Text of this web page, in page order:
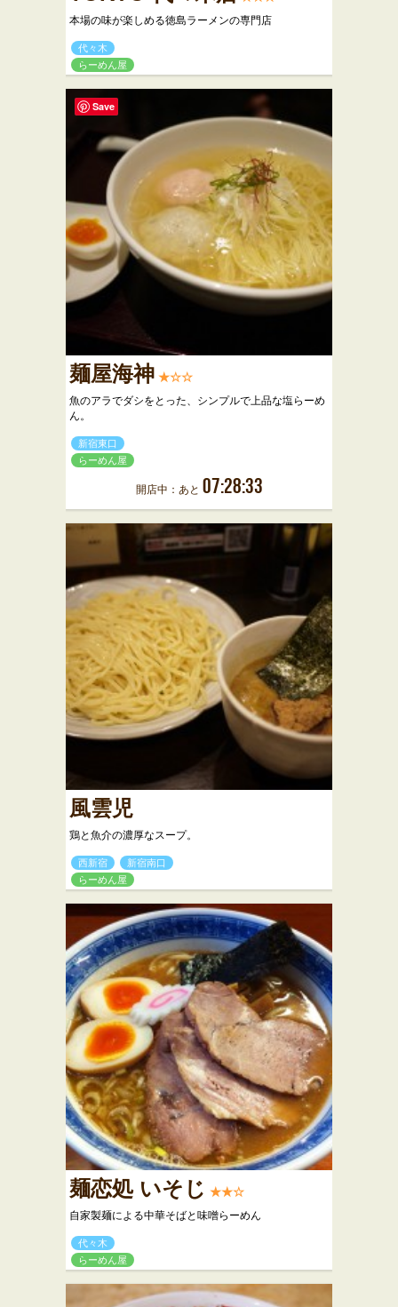
本場の味が楽しめる徳島ラーメンの専門店
代々木
らーめん屋
麺屋海神 ★☆☆
魚のアラでダシをとった、シンプルで上品な塩らーめ
ん。
新宿東口
らーめん屋
開店中：あと 07:28:33
風雲児
鶏と魚介の濃厚なスープ。
西新宿
新宿南口
らーめん屋
麺恋処 いそじ ★★☆
自家製麺による中華そばと味噌らーめん
代々木
らーめん屋
Save